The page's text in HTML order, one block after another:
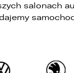
salonach
WHATSAPP
Podanie danych
Administrator nie